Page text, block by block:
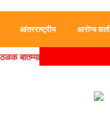
आंतरराष्ट्रीय आरोग्य वार्ता
ठळक बातम्या